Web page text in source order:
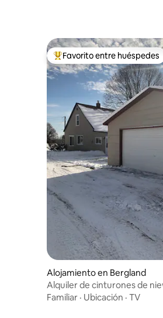
Favorito entre huéspedes
Favorito entre huéspedes
Alojamiento en Bergland
Alquiler de cinturones de
Familiar · Ubicación · TV